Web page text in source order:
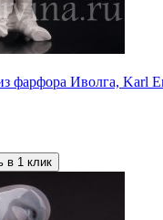
фарфора Иволга, Karl
в 1 клик